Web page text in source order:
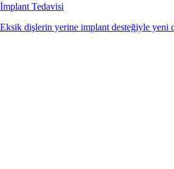
İmplant Tedavisi
Eksik dişlerin yerine implant desteğiyle yeni